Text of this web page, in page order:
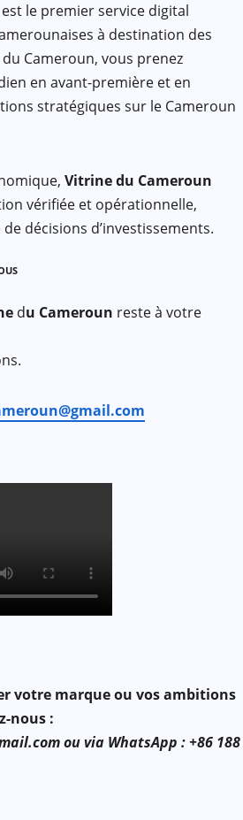
est le premier service digital
à destination des
Cameroun, vous prenez
en avant-première et en
stratégiques sur le Cameroun
Vitrine du Cameroun
vérifiée et opérationnelle,
décisions d’investissements.
du Cameroun reste à votre
votre marque ou vos ambitions
nous :
ou via WhatsApp : +86 188